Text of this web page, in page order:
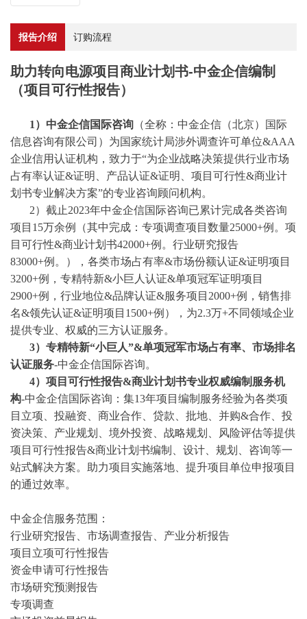
报告介绍 订购流程
助力转向电源项目商业计划书-中金企信编制
（项目可行性报告）
1）中金企信国际咨询 （全称：中金企信（北京）国际
信息咨询有限公司）为国家统计局涉外调查许可单位&AAA
企业信用认证机构，致力于“为企业战略决策提供行业市场
占有率认证&证明、产品认证&证明、项目可行性&商业计
划书专业解决方案”的专业咨询顾问机构。
2）截止2023年中金企信国际咨询已累计完成各类咨询
项目15万余例（其中完成：专项调查项目数量25000+例。项
目可行性&商业计划书42000+例。行业研究报告
83000+例。），各类市场占有率&市场份额认证&证明项目
3200+例，专精特新&小巨人认证&单项冠军证明项目
2900+例，行业地位&品牌认证&服务项目2000+例，销售排
名&领先认证&证明项目1500+例），为2.3万+不同领域企业
提供专业、权威的三方认证服务。
3）专精特新“小巨人”&单项冠军市场占有率、市场排名
认证服务-中金企信国际咨询。
4）项目可行性报告&商业计划书专业权威编制服务机
构-中金企信国际咨询：集13年项目编制服务经验为各类项
目立项、投融资、商业合作、贷款、批地、并购&合作、投
资决策、产业规划、境外投资、战略规划、风险评估等提供
项目可行性报告&商业计划书编制、设计、规划、咨询等一
站式解决方案。助力项目实施落地、提升项目单位申报项目
的通过效率。
中金企信服务范围：
行业研究报告、市场调查报告、产业分析报告
项目立项可行性报告
资金申请可行性报告
市场研究预测报告
专项调查